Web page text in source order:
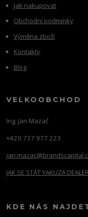
Jak nakupovat
Obchodní podmínky
Výměna zboží
Kontakty
Blog
VELKOOBCHOD
Ing. Jan Mazač
+420 737 977 223
JAK SE STÁT YAKUZA
KDE NÁS